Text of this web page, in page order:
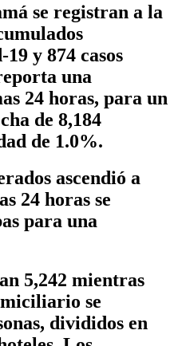
se registran a la
y 874 casos
una
24 horas, para un
de 8,184
de 1.0%.
ascendió a
24 horas se
para una
5,242 mientras
se
divididos en